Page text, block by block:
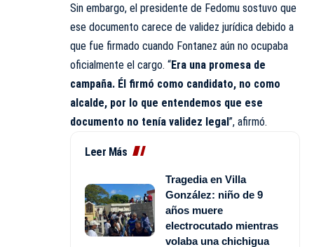
Sin embargo, el presidente de Fedomu sostuvo que
ese documento carece de validez jurídica debido a
que fue firmado cuando Fontanez aún no ocupaba
oficialmente el cargo. “Era una promesa de
campaña. Él firmó como candidato, no como
alcalde, por lo que entendemos que ese
documento no tenía validez legal”, afirmó.
Leer Más
Tragedia en Villa
González: niño de 9
años muere
electrocutado mientras
volaba una chichigua